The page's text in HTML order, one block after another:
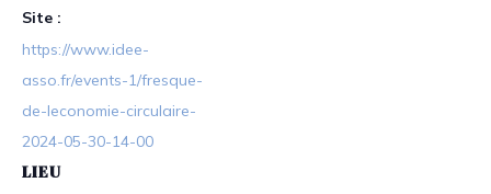
Site :
https://www.idee-
asso.fr/events-1/fresque-
de-leconomie-circulaire-
2024-05-30-14-00
LIEU